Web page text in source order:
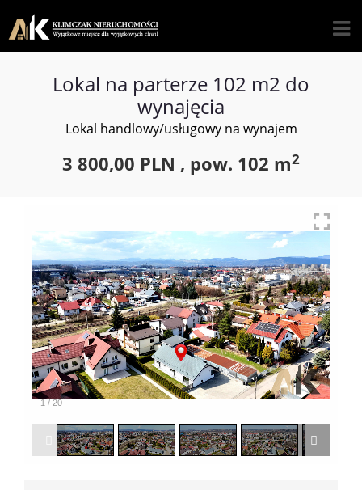
Lokal na parterze 102 m2 do
wynajęcia
Lokal handlowy/usługowy na wynajem
3 800,00 PLN , pow. 102 m2
1 / 20